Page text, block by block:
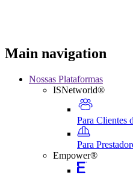
Main navigation
Nossas Plataformas
ISNetworld®
Para Clientes
Para
Empower®